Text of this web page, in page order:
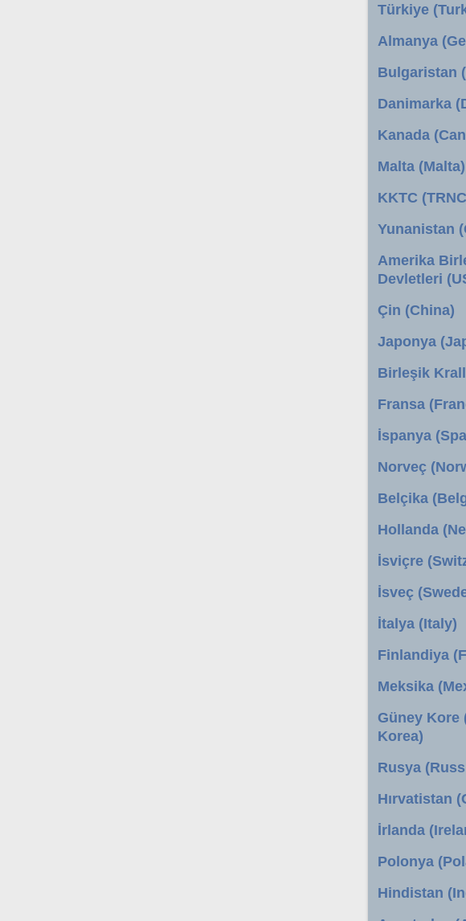
Türkiye
Almanya
Bulgaristan
Danimarka
Kanada
Malta (Malta)
KKTC
Yunanistan
Amerika
Devletleri
Çin (China)
Japonya
Birleşik
Fransa
İspanya
Norveç
Belçika
Hollanda
İsviçre
İsveç
İtalya (Italy)
Finlandiya
Meksika
Güney Kore
Korea)
Rusya
Hırvatistan
İrlanda
Polonya
Hindistan